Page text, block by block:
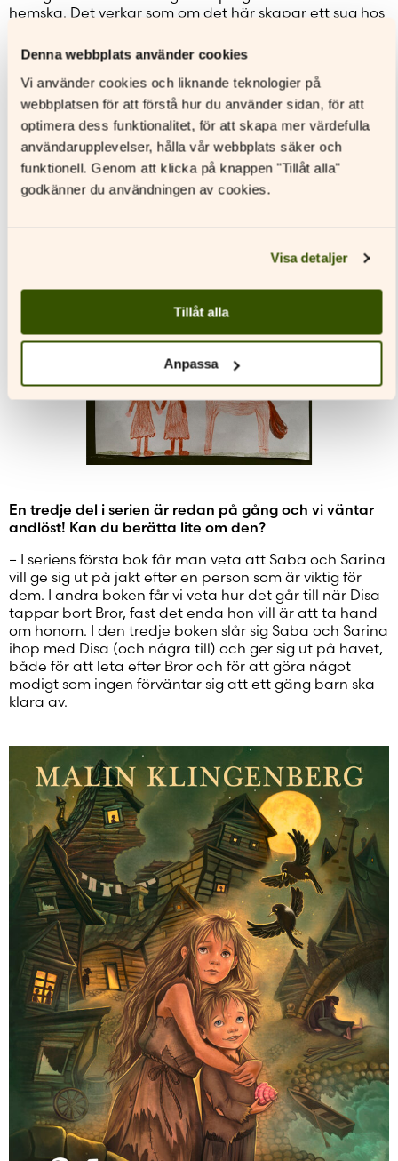
Denna webbplats använder cookies
Vi använder cookies och liknande teknologier på
webbplatsen för att förstå hur du använder sidan, för att
optimera dess funktionalitet, för att skapa mer värdefulla
användarupplevelser, hålla vår webbplats säker och
funktionell. Genom att klicka på knappen "Tillåt alla"
godkänner du användningen av cookies.
Visa detaljer
Tillåt alla
Anpassa
hemska. Det verkar som om det här skapar ett sug hos
förhand är svårt att veta om jag har lyckats med mitt
mål, att skriva drivet, så blir sådan här respons som
Enya gav extra värdefull! Jag tror jag ska rama in
hennes brev och hänga upp det på väggen i mitt
arbetsrum!
En tredje del i serien är redan på gång och vi väntar
andlöst! Kan du berätta lite om den?
– I seriens första bok får man veta att Saba och Sarina
vill ge sig ut på jakt efter en person som är viktig för
dem. I andra boken får vi veta hur det går till när Disa
tappar bort Bror, fast det enda hon vill är att ta hand
om honom. I den tredje boken slår sig Saba och Sarina
ihop med Disa (och några till) och ger sig ut på havet,
både för att leta efter Bror och för att göra något
modigt som ingen förväntar sig att ett gäng barn ska
klara av.